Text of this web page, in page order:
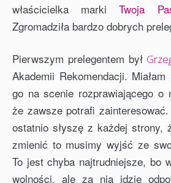
właścicielka markiTwoja
Zgromadziła bardzo dobrych
Pierwszym prelegentem był
Akademii Rekomendacji.
go na scenie rozprawiającego o
że zawsze potrafi
ostatnio słyszę z każdej strony,
zmienić to musimy wyjść ze
To jest chyba najtrudniejsze, bo
wolności, ale za nią idzie